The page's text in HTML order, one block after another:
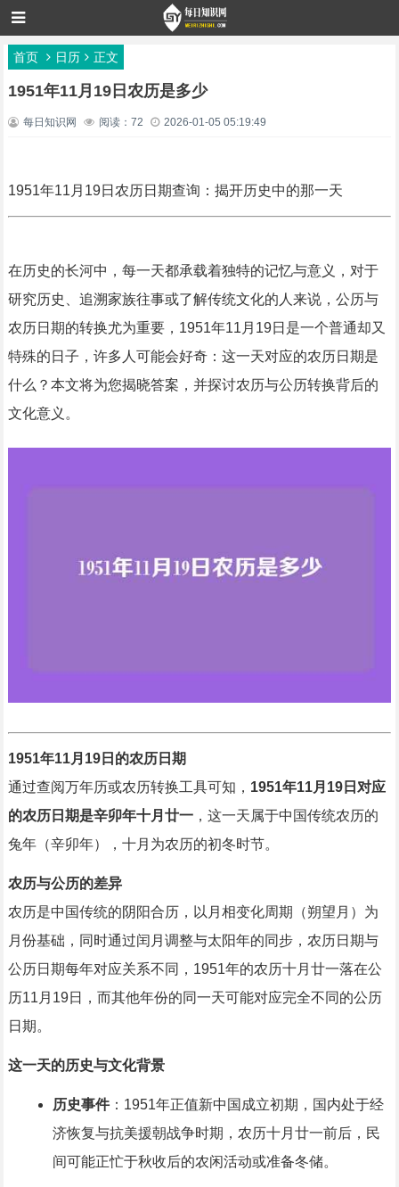
首页 日历 正文
1951年11月19日农历是多少
每日知识网 阅读：72 2026-01-05 05:19:49
1951年11月19日农历日期查询：揭开历史中的那一天
在历史的长河中，每一天都承载着独特的记忆与意义，对于
研究历史、追溯家族往事或了解传统文化的人来说，公历与
农历日期的转换尤为重要，1951年11月19日是一个普通却又
特殊的日子，许多人可能会好奇：这一天对应的农历日期是
什么？本文将为您揭晓答案，并探讨农历与公历转换背后的
文化意义。
1951年11月19日的农历日期
通过查阅万年历或农历转换工具可知， 1951年11月19日对应
的农历日期是辛卯年十月廿一，这一天属于中国传统农历的
兔年（辛卯年），十月为农历的初冬时节。
农历与公历的差异
农历是中国传统的阴阳合历，以月相变化周期（朔望月）为
月份基础，同时通过闰月调整与太阳年的同步，农历日期与
公历日期每年对应关系不同，1951年的农历十月廿一落在公
历11月19日，而其他年份的同一天可能对应完全不同的公历
日期。
这一天的历史与文化背景
历史事件：1951年正值新中国成立初期，国内处于经
济恢复与抗美援朝战争时期，农历十月廿一前后，民
间可能正忙于秋收后的农闲活动或准备冬储。